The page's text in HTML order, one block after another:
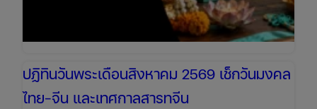
ปฏิทินวันพระเดือนสิงหาคม 2569 เช็กวันมงคล
ไทย-จีน และเทศกาลสารทจีน